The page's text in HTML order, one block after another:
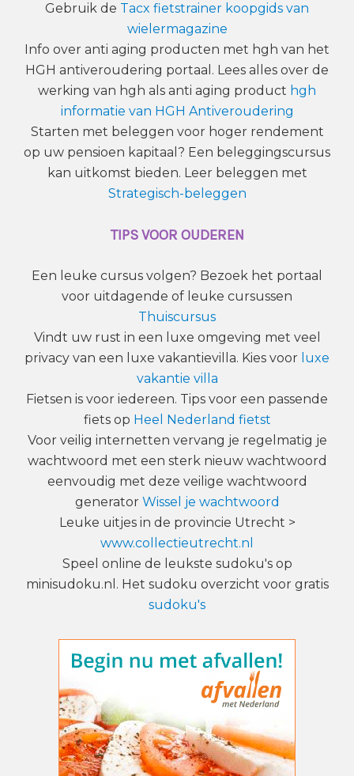
Gebruik de Tacx fietstrainer koopgids van
wielermagazine
Info over anti aging producten met hgh van het
HGH antiveroudering portaal. Lees alles over de
werking van hgh als anti aging product hgh
informatie van HGH Antiveroudering
Starten met beleggen voor hoger rendement
op uw pensioen kapitaal? Een beleggingscursus
kan uitkomst bieden. Leer beleggen met
Strategisch-beleggen
TIPS VOOR OUDEREN
Een leuke cursus volgen? Bezoek het portaal
voor uitdagende of leuke cursussen
Thuiscursus
Vindt uw rust in een luxe omgeving met veel
privacy van een luxe vakantievilla. Kies voor luxe
vakantie villa
Fietsen is voor iedereen. Tips voor een passende
fiets op Heel Nederland fietst
Voor veilig internetten vervang je regelmatig je
wachtwoord met een sterk nieuw wachtwoord
eenvoudig met deze veilige wachtwoord
generator Wissel je wachtwoord
Leuke uitjes in de provincie Utrecht >
www.collectieutrecht.nl
Speel online de leukste sudoku's op
minisudoku.nl. Het sudoku overzicht voor gratis
sudoku's